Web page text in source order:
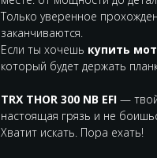
Только уверенное
заканчиваются.
Если ты хочешь купить
который будет держать
TRX THOR 300 NB EFI —
настоящая грязь и не
Хватит искать. Пора ехать!